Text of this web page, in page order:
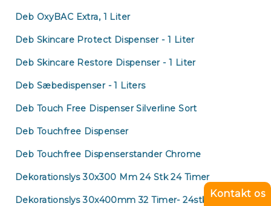
Deb OxyBAC Extra, 1 Liter
Deb Skincare Protect Dispenser - 1 Liter
Deb Skincare Restore Dispenser - 1 Liter
Deb Sæbedispenser - 1 Liters
Deb Touch Free Dispenser Silverline Sort
Deb Touchfree Dispenser
Deb Touchfree Dispenserstander Chrome
Dekorationslys 30x300 Mm 24 Stk 24 Timer
Dekorationslys 30x400mm 32 Timer- 24stk
Kontakt os